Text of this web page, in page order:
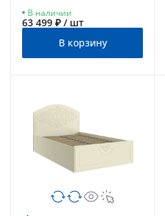
В наличии
63 499 ₽ / шт
В корзину